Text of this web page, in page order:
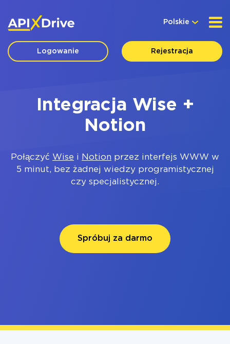
Polskie
Logowanie Rejestracja
Integracja Wise +
Notion
Połączyć Wise i Notion przez interfejs WWW w
5 minut, bez żadnej wiedzy programistycznej
czy specjalistycznej.
Spróbuj za darmo